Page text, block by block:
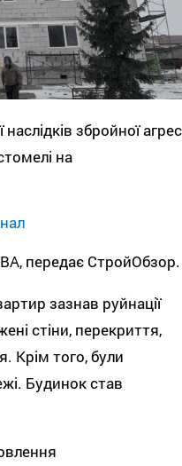
збройної
на
передає
зазнав руйнації
стіни, перекриття,
Крім того, були
Будинок став